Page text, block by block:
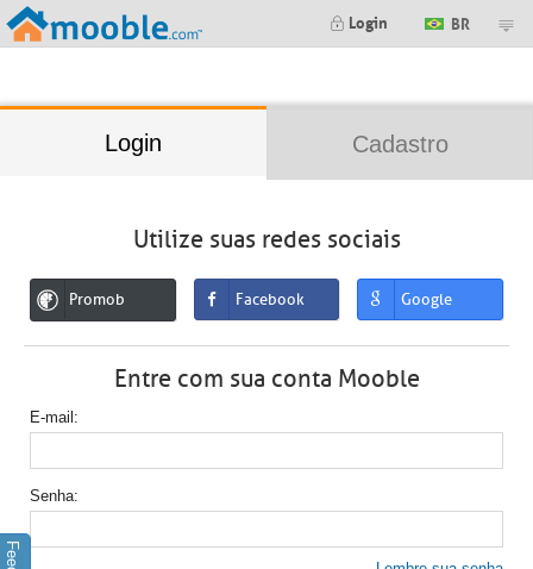
Login BR
Login Cadastro
Utilize suas redes sociais
Promob Facebook Google
Entre com sua conta Mooble
E-mail
Senha